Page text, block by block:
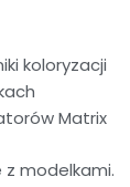
koloryzacji
Matrix
modelkami.